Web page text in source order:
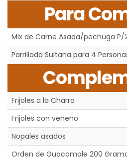
Para
Mix de Carne Asada/pechuga P/
Parrillada Sultana para 4
Frijoles a la Charra
Frijoles con veneno
Nopales asados
Orden de Guacamole 200